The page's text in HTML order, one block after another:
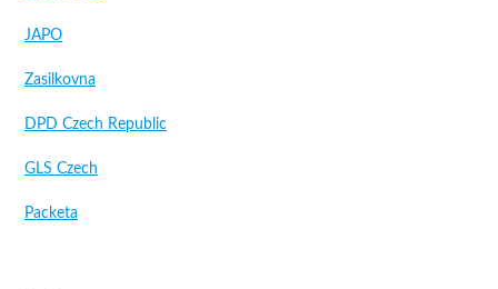
JAPO
Zasilkovna
DPD Czech Republic
GLS Czech
Packeta